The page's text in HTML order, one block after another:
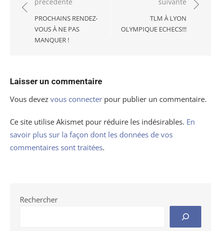
de
l’article
PROCHAINS RENDEZ-
VOUS À NE PAS
MANQUER !
TLM À LYON
OLYMPIQUE ECHECS!!!
Laisser un commentaire
Vous devez vous connecter pour publier un commentaire.
Ce site utilise Akismet pour réduire les indésirables. En
savoir plus sur la façon dont les données de vos
commentaires sont traitées.
Rechercher